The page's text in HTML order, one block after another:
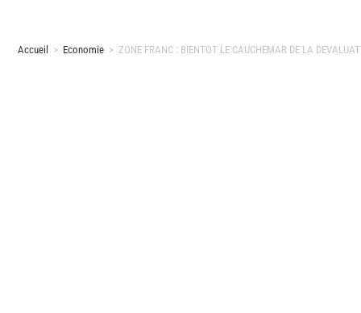
Accueil > Economie > ZONE FRANC : BIENTOT LE CAUCHEMAR DE LA